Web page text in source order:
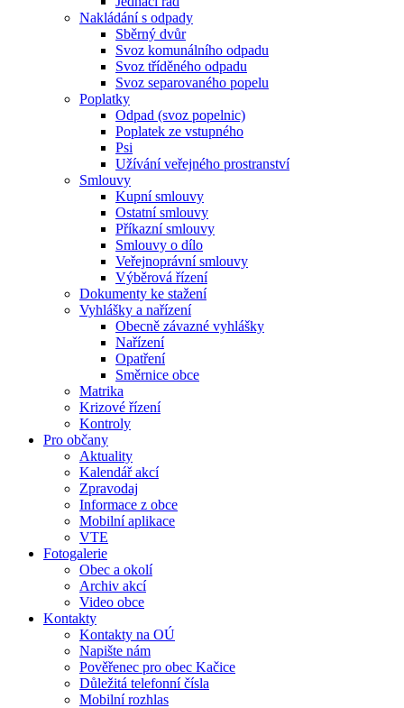
Nakládání s odpady
Sběrný dvůr
Svoz komunálního odpadu
Svoz tříděného odpadu
Svoz separovaného popelu
Poplatky
Odpad (svoz popelnic)
Poplatek ze vstupného
Psi
Užívání veřejného prostranství
Smlouvy
Kupní smlouvy
Ostatní smlouvy
Příkazní smlouvy
Smlouvy o dílo
Veřejnoprávní smlouvy
Výběrová řízení
Dokumenty ke stažení
Vyhlášky a nařízení
Obecně závazné vyhlášky
Nařízení
Opatření
Směrnice obce
Matrika
Krizové řízení
Kontroly
Pro občany
Aktuality
Kalendář akcí
Zpravodaj
Informace z obce
Mobilní aplikace
VTE
Fotogalerie
Obec a okolí
Archiv akcí
Video obce
Kontakty
Kontakty na OÚ
Napište nám
Pověřenec pro obec Kačice
Důležitá telefonní čísla
Mobilní rozhlas